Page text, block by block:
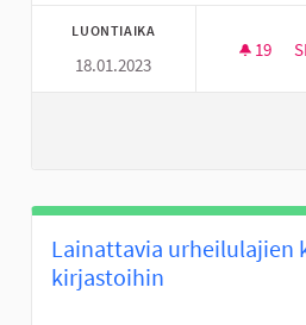
LUONTIAIKA
18.01.2023
19
Lainattavia urheilulajien
kirjastoihin